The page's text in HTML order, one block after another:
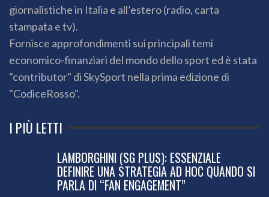
giornalistiche in Italia e all’estero (radio, carta
stampata e tv).
Fornisce approfondimenti sui principali temi
economico-finanziari del mondo dello sport ed è stata
"contributor" di SkySport nella prima edizione di
"CodiceRosso".
I PIÙ LETTI
LAMBORGHINI (SG PLUS): ESSENZIALE
DEFINIRE UNA STRATEGIA AD HOC QUANDO SI
PARLA DI “FAN ENGAGEMENT”